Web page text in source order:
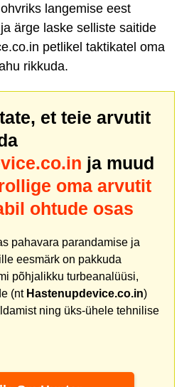
langemise eest
ärge laske selliste saitide
petlikel taktikatel oma
rikkuda.
et teie arvutit
ja muud
oma arvutit
ohtude osas
pahavara parandamise ja
eesmärk on pakkuda
põhjalikku turbeanalüüsi,
(nt Hastenupdevice.co.in)
ning üks-ühele tehnilise